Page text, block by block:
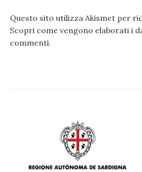
Questo sito utilizza Akismet per
Scopri come vengono elaborati i
commenti.